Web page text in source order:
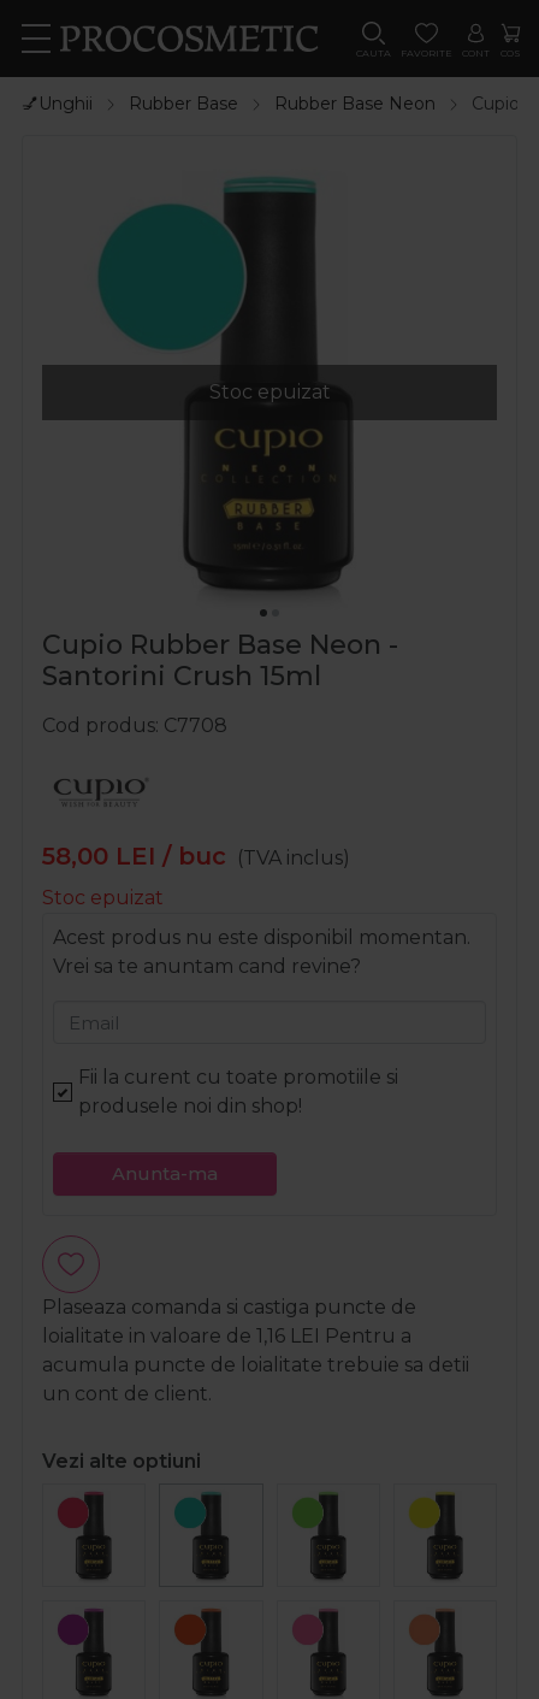
CAUTA FAVORITE CONT COS
💅Unghii Rubber Base Rubber Base Neon Cupio
Stoc epuizat
Cupio Rubber Base Neon -
Santorini Crush 15ml
Cod produs C7708
58,00 LEI / buc
(TVA inclus)
Stoc epuizat
Acest produs nu este disponibil momentan.
Vrei sa te anuntam cand revine?
Email
Fii la curent cu toate promotiile si
produsele noi din shop!
Anunta-ma
Plaseaza comanda si castiga puncte de
loialitate in valoare de 1,16 LEI
Pentru a
acumula puncte de loialitate trebuie sa detii
un cont de client.
Vezi alte optiuni